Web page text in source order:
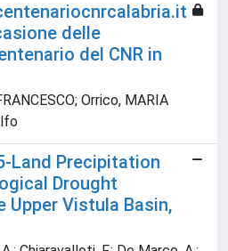
delle
del CNR in
Orrico, MARIA
Land Precipitation
Drought
Upper Vistula Basin,